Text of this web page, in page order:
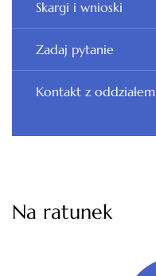
Skargi i wnioski
Zadaj pytanie
Kontakt z oddziałem
Na ratunek